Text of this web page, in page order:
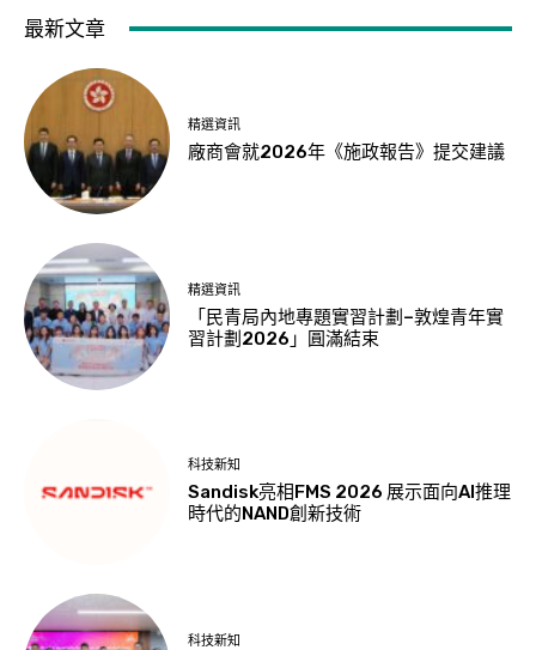
最新文章
精選資訊
廠商會就2026年《施政報告》提交建議
精選資訊
「民青局內地專題實習計劃–敦煌青年實
習計劃2026」圓滿結束
科技新知
Sandisk亮相FMS 2026 展示面向AI推理
時代的NAND創新技術
科技新知